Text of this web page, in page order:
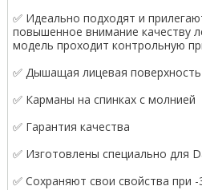
✅ Идеально подходят и
повышенное внимание качеству
модель проходит контрольную
✅ Дышащая лицевая поверхность
✅ Карманы на спинках с молнией
✅ Гарантия качества
✅ Изготовлены специально для
✅ Сохраняют свои свойства при -